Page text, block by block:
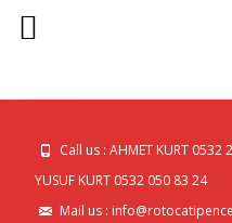
Call us : AHMET KURT
YUSUF KURT 0532 050 83 24
Mail us :